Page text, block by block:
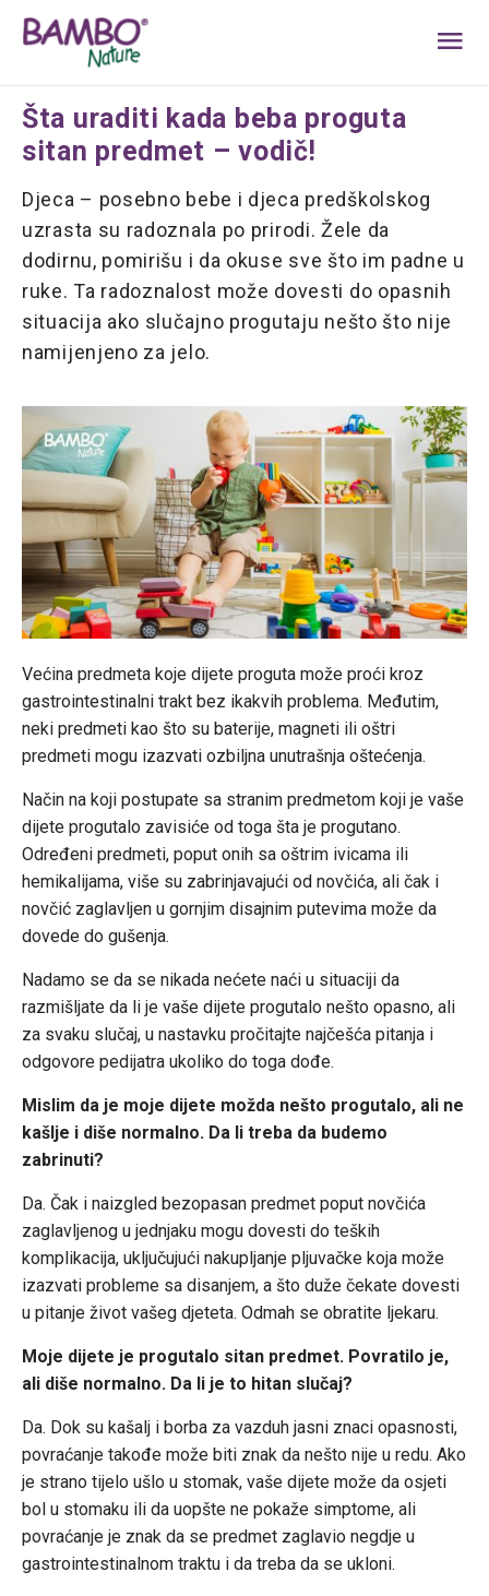
Šta uraditi kada beba proguta
sitan predmet – vodič!
Djeca – posebno bebe i djeca predškolskog
uzrasta su radoznala po prirodi. Žele da
dodirnu, pomirišu i da okuse sve što im padne u
ruke. Ta radoznalost može dovesti do opasnih
situacija ako slučajno progutaju nešto što nije
namijenjeno za jelo.
Većina predmeta koje dijete proguta može proći kroz
gastrointestinalni trakt bez ikakvih problema. Međutim,
neki predmeti kao što su baterije, magneti ili oštri
predmeti mogu izazvati ozbiljna unutrašnja oštećenja.
Način na koji postupate sa stranim predmetom koji je vaše
dijete progutalo zavisiće od toga šta je progutano.
Određeni predmeti, poput onih sa oštrim ivicama ili
hemikalijama, više su zabrinjavajući od novčića, ali čak i
novčić zaglavljen u gornjim disajnim putevima može da
dovede do gušenja.
Nadamo se da se nikada nećete naći u situaciji da
razmišljate da li je vaše dijete progutalo nešto opasno, ali
za svaku slučaj, u nastavku pročitajte najčešća pitanja i
odgovore pedijatra ukoliko do toga dođe.
Mislim da je moje dijete možda nešto progutalo, ali ne
kašlje i diše normalno. Da li treba da budemo
zabrinuti?
Da. Čak i naizgled bezopasan predmet poput novčića
zaglavljenog u jednjaku mogu dovesti do teških
komplikacija, uključujući nakupljanje pljuvačke koja može
izazvati probleme sa disanjem, a što duže čekate dovesti
u pitanje život vašeg djeteta. Odmah se obratite ljekaru.
Moje dijete je progutalo sitan predmet. Povratilo je,
ali diše normalno. Da li je to hitan slučaj?
Da. Dok su kašalj i borba za vazduh jasni znaci opasnosti,
povraćanje takođe može biti znak da nešto nije u redu. Ako
je strano tijelo ušlo u stomak, vaše dijete može da osjeti
bol u stomaku ili da uopšte ne pokaže simptome, ali
povraćanje je znak da se predmet zaglavio negdje u
gastrointestinalnom traktu i da treba da se ukloni.